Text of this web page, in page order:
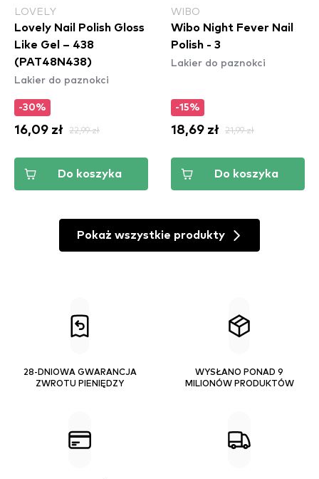
LOVELY
Lovely Nail Polish Gloss
Like Gel – 438
(PAT48N438)
Lakier do paznokci
-30%
16,09 zł 22,99 zł
Do koszyka
WIBO
Wibo Night Fever Nail
Polish - 3
Lakier do paznokci
-15%
18,69 zł 21,99 zł
Do koszyka
Pokaż wszystkie produkty
28-DNIOWA GWARANCJA
ZWROTU PIENIĘDZY
WYSŁANO PONAD 9
MILIONÓW PRODUKTÓW